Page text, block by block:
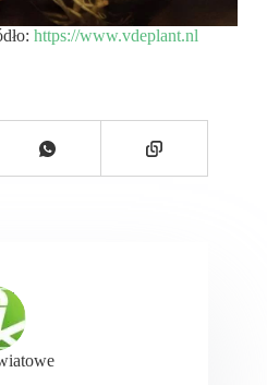
https://www.vdeplant.nl